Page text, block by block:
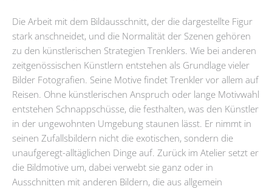
Die Arbeit mit dem Bildausschnitt, der die dargestellte Figur
stark anschneidet, und die Normalität der Szenen gehören
zu den künstlerischen Strategien Trenklers. Wie bei anderen
zeitgenössischen Künstlern entstehen als Grundlage vieler
Bilder Fotografien. Seine Motive findet Trenkler vor allem auf
Reisen. Ohne künstlerischen Anspruch oder lange Motivwahl
entstehen Schnappschüsse, die festhalten, was den Künstler
in der ungewohnten Umgebung staunen lässt. Er nimmt in
seinen Zufallsbildern nicht die exotischen, sondern die
unaufgeregt-alltäglichen Dinge auf. Zurück im Atelier setzt er
die Bildmotive um, dabei verwebt sie ganz oder in
Ausschnitten mit anderen Bildern, die aus allgemein